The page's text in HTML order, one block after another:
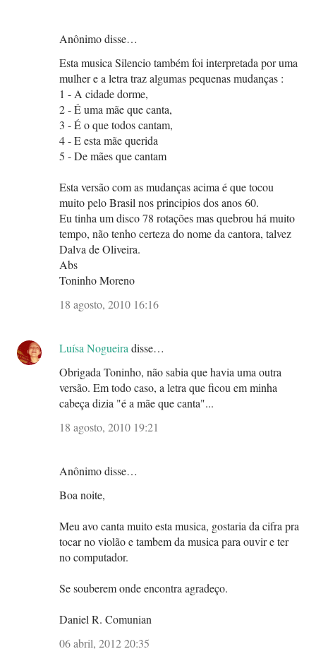
Anônimo disse…
Esta musica Silencio também foi interpretada por uma
mulher e a letra traz algumas pequenas mudanças :
1 - A cidade dorme,
2 - É uma mãe que canta,
3 - É o que todos cantam,
4 - E esta mãe querida
5 - De mães que cantam
Esta versão com as mudanças acima é que tocou
muito pelo Brasil nos principios dos anos 60.
Eu tinha um disco 78 rotações mas quebrou há muito
tempo, não tenho certeza do nome da cantora, talvez
Dalva de Oliveira.
Abs
Toninho Moreno
18 agosto, 2010 16:16
Luísa Nogueiradisse…
Obrigada Toninho, não sabia que havia uma outra
versão. Em todo caso, a letra que ficou em minha
cabeça dizia "é a mãe que canta"...
18 agosto, 2010 19:21
Anônimo disse…
Boa noite,
Meu avo canta muito esta musica, gostaria da cifra pra
tocar no violão e tambem da musica para ouvir e ter
no computador.
Se souberem onde encontra agradeço.
Daniel R. Comunian
06 abril, 2012 20:35